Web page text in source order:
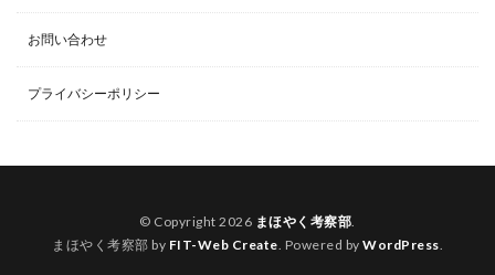
お問い合わせ
プライバシーポリシー
© Copyright 2026 まほやく考察部.
まほやく考察部 by FIT-Web Create. Powered by WordPress.